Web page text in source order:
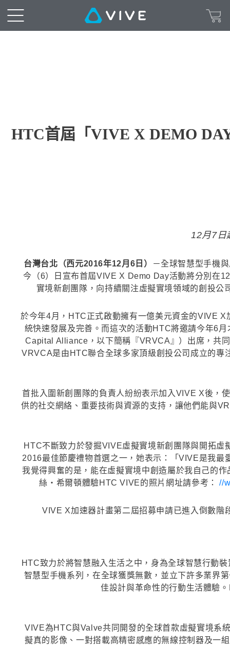
HTC首屆「VIVE X DEMO
12月7日
台灣台北（西元2016年12月6日）
－全球智慧型手機
今（6）日宣布首屆VIVE X Demo Day活動將分別在
實境新創團隊，向持續關注虛擬實境領域的創投
於今年4月，HTC正式啟動擁有一億美元資金的VIVE
統快速發展及完善。而這次的活動HTC將邀請今年6
Capital Alliance，以下簡稱『VRVCA』）出席，共
VRVCA是由HTC聯合全球多家頂級創投公司成立的
首批入圍新創團隊的負責人紛紛表示加入VIVE X後，
供的社交網絡、重要技術與資源的支持，讓他們能與
HTC不斷致力於發掘VIVE虛擬實境新創團隊與開拓
2016最佳節慶禮物首選之一，她表示：「VIVE是我
我覺得興奮的是，能在虛擬實境中創造屬於我自己的
絲‧希爾頓體驗HTC VIVE的照片網址請參考：//
VIVE X加速器計畫第二屆招募申請已進入倒數
HTC致力於將智慧融入生活之中，身為全球智慧行動
智慧型手機系列，在全球獲獎無數，並立下許多業界
佳設計與革命性的行動生活體驗
VIVE為HTC與Valve共同開發的全球首款虛擬實境系
擬真的影像、一對搭載高精密感應的無線控制器及一